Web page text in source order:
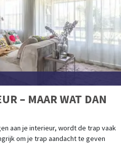
– MAAR WAT DAN
aan je interieur, wordt de trap vaak
om je trap aandacht te geven